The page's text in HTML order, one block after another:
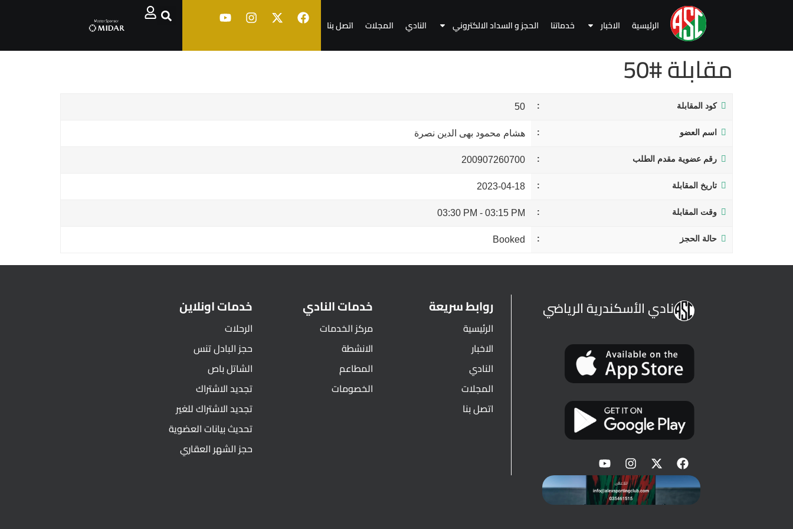
الرئيسية الاخبار خدماتنا الحجز و السداد الالكتروني النادي المجلات اتصل بنا
مقابلة #50
كود المقابلة 50
اسم العضو هشام محمود بهى الدين نصرة
رقم عضوية مقدم الطلب 200907260700
تاريخ المقابلة 2023-04-18
وقت المقابلة 03:15 PM
-
03:30 PM
حالة الحجز Booked
نادي الأسكندرية الرياضي روابط سريعة
الرئيسية
الاخبار
النادي
المجلات
اتصل بنا
خدمات النادي
مركز الخدمات
الانشطة
المطاعم
الخصومات
خدمات اونلاين
الرحلات
حجز البادل تنس
الشاتل باص
تجديد الاشتراك
تجديد الاشتراك للغير
تحديث بيانات العضوية
حجز الشهر العقاري